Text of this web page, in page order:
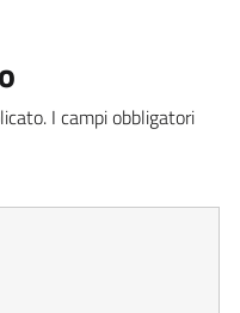
I campi obbligatori